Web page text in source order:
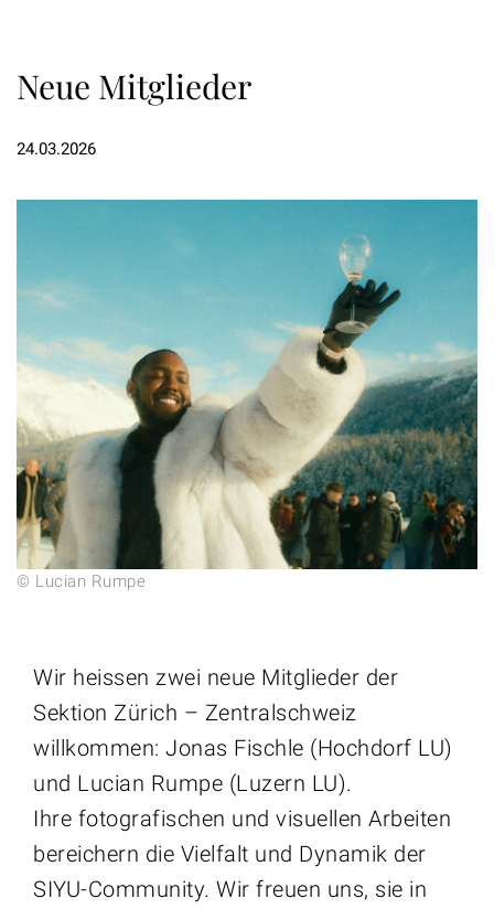
Neue Mitglieder
24.03.2026
© Lucian Rumpe
Wir heissen zwei neue Mitglieder der
Sektion Zürich – Zentralschweiz
willkommen: Jonas Fischle (Hochdorf LU)
und Lucian Rumpe (Luzern LU).
Ihre fotografischen und visuellen Arbeiten
bereichern die Vielfalt und Dynamik der
SIYU-Community. Wir freuen uns, sie in